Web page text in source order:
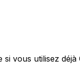
si vous utilisez déjà